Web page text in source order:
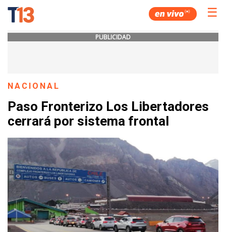
☰
PUBLICIDAD
NACIONAL
Paso Fronterizo Los Libertadores
cerrará por sistema frontal